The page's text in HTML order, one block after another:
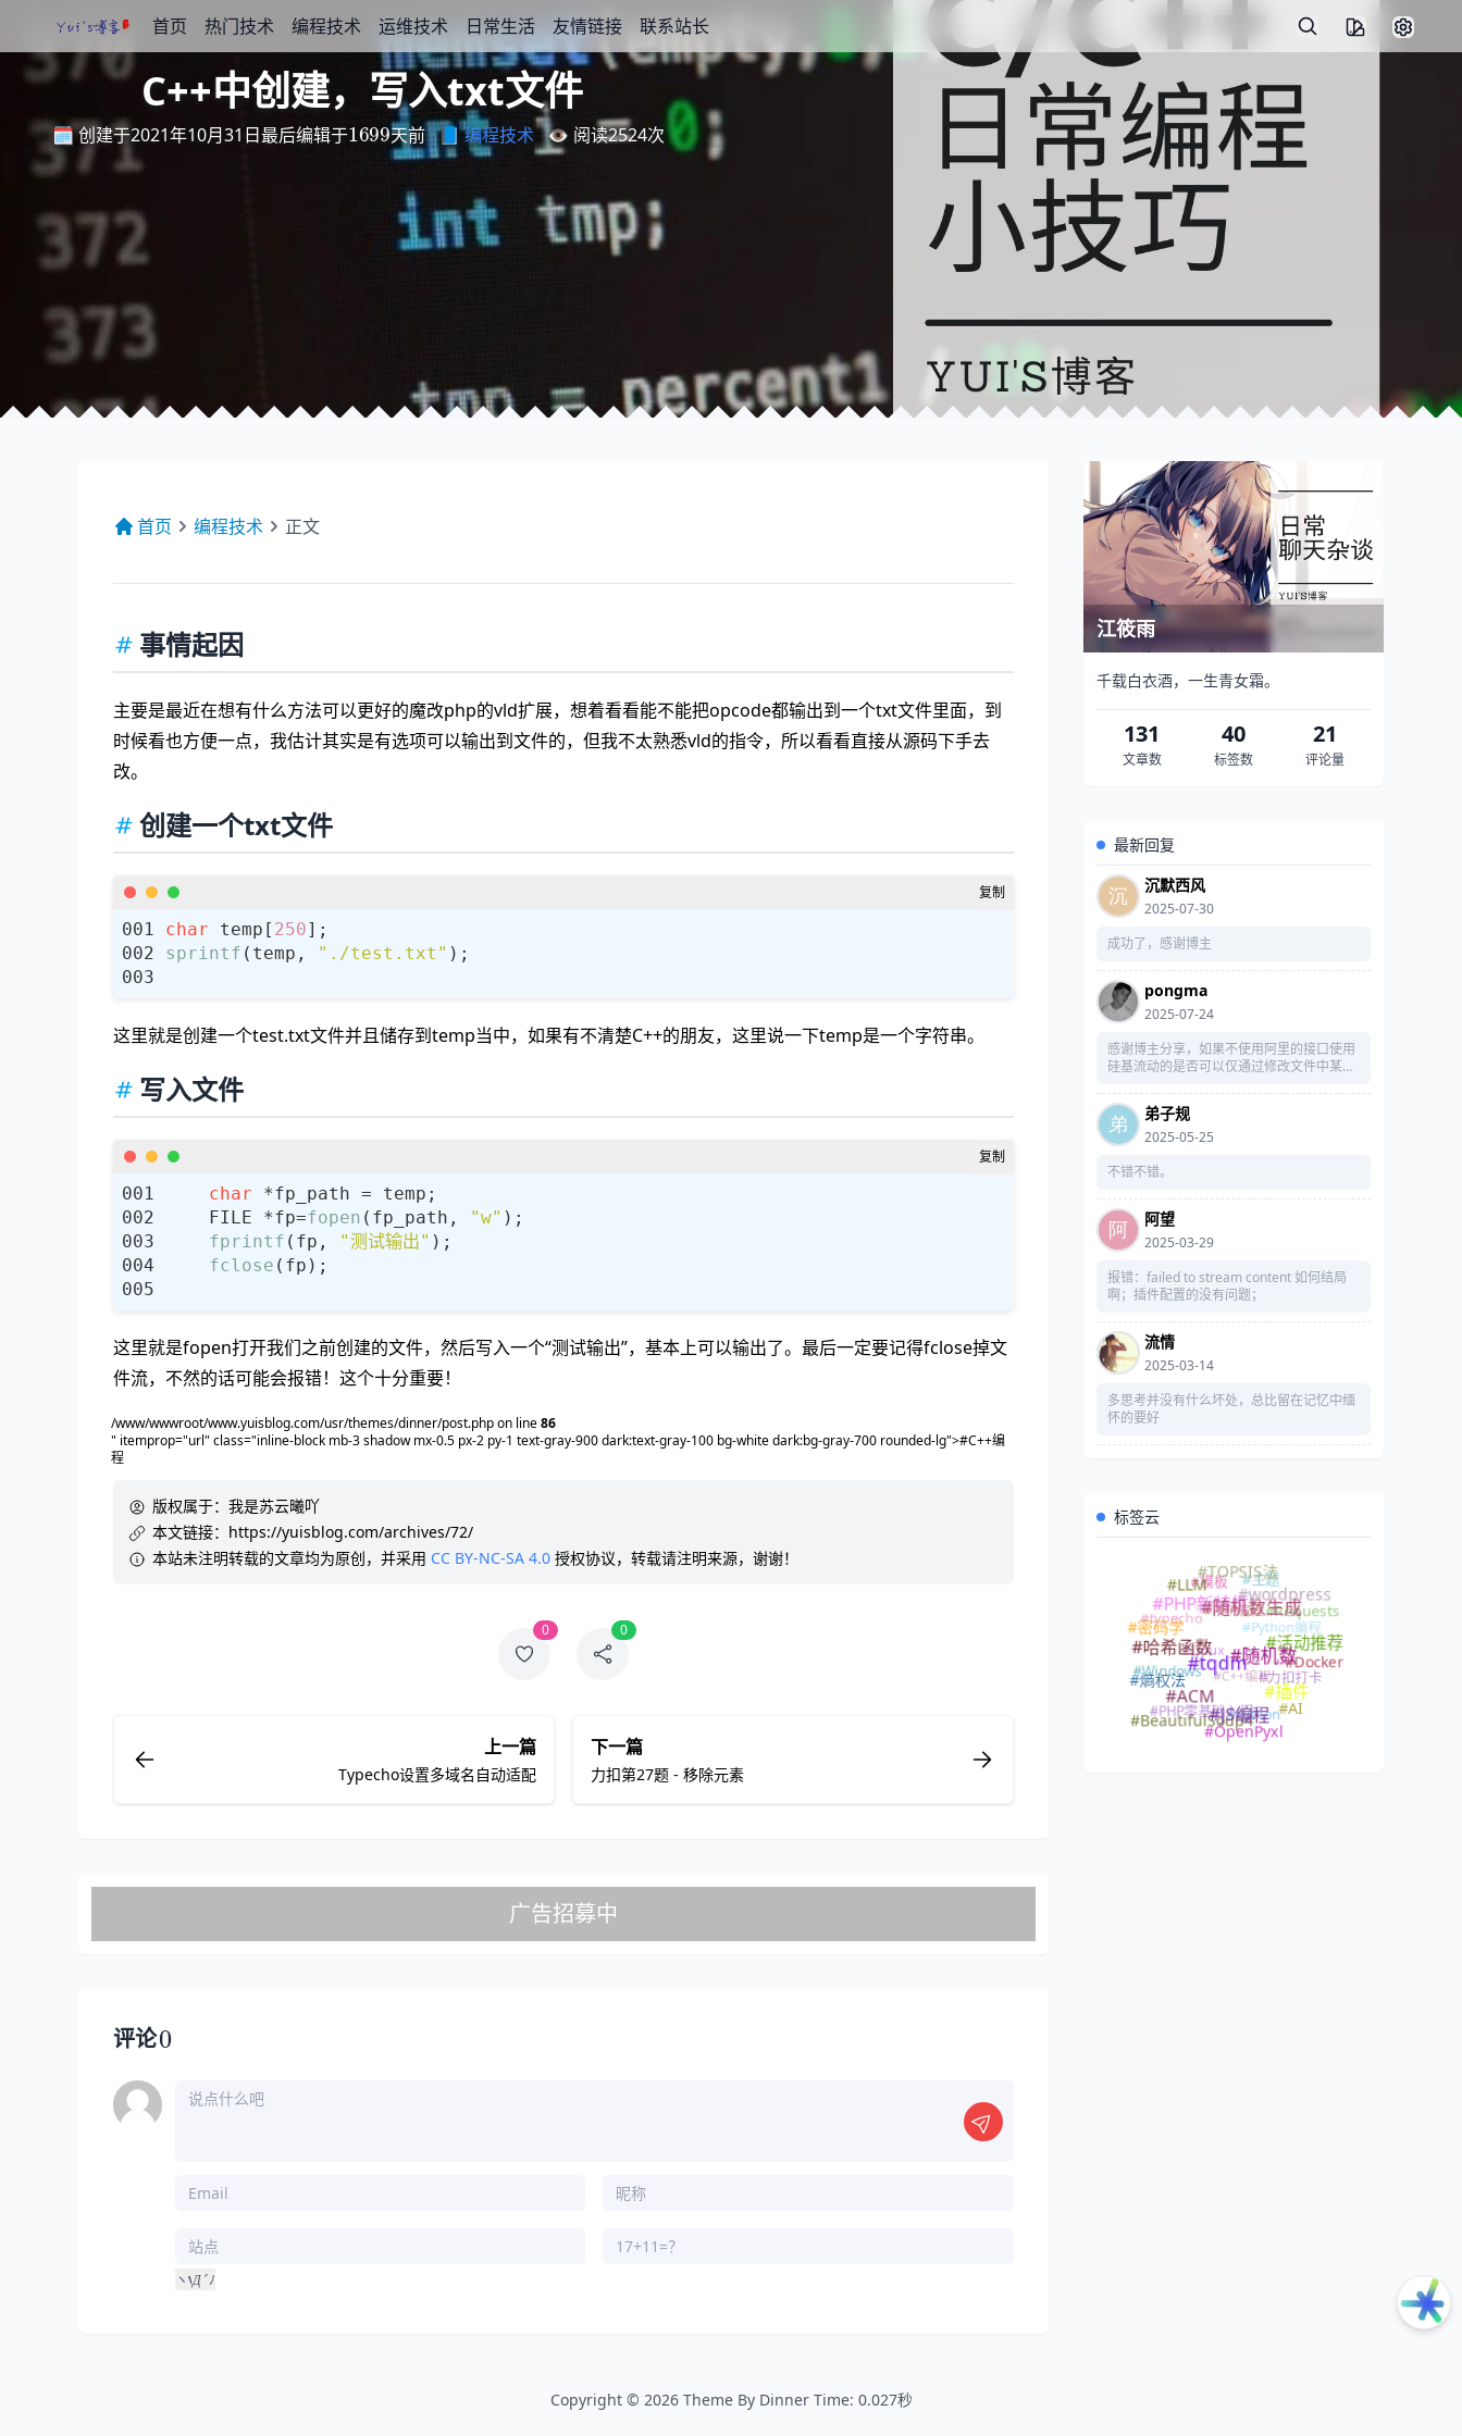
首页 热门技术 编程技术 运维技术 日常生活 友情链接 联系站长
C++中创建，写入txt文件
🗓️ 创建于2021年10月31日 最 后 编 辑 于 天前
后 编 辑 1699
天
📘编程技术 👁️ 阅读2524次
首页 编程技术 正文
事情起因
主要是最近在想有什么方法可以更好的魔改php的vld扩展，想着看看能不能把opcode都输出到一个txt文件里面，到
时候看也方便一点，我估计其实是有选项可以输出到文件的，但我不太熟悉vld的指令，所以看看直接从源码下手去
改。
创建一个txt文件
char temp[ 250
sprintf (temp, "./test.txt"
这里就是创建一个test.txt文件并且储存到temp当中，如果有不清楚C++的朋友，这里说一下temp是一个字符串。
写入文件
char
    FILE *fp=
fopen (fp_path, "w"
fprintf (fp, "测试输出"
fclose
这里就是fopen打开我们之前创建的文件，然后写入一个“测试输出”，基本上可以输出了。最后一定要记得fclose掉文
件流，不然的话可能会报错！这个十分重要！
/www/wwwroot/www.yuisblog.com/usr/themes/dinner/post.php on line86
" itemprop="url" class="inline-block mb-3 shadow mx-0.5 px-2 py-1 text-gray-900 dark:text-gray-100 bg-white dark:bg-gray-700 rounded-lg">#C++编
程
版权属于： 我是苏云曦吖
本文链接： https://yuisblog.com/archives/72/
本站未注明转载的文章均为原创，并采用 CC BY-NC-SA 4.0 授权协议，转载请注明来源，谢谢！
0 0
上一篇
Typecho设置多域名自动适配
下一篇
力扣第27题 - 移除元素
评论0
ヽ
´
ﾉ
江筱雨
千载白衣酒，一生青女霜。
131
文章数
40
标签数
21
评论量
最新回复
沉默西风
2025-07-30
成功了，感谢博主
pongma
2025-07-24
感谢博主分享，如果不使用阿里的接口使用
硅基流动的是否可以仅通过修改文件中某接
弟子规
2025-05-25
不错不错。
阿望
2025-03-29
报错：failed to stream content 如何结局
啊；插件配置的没有问题；
流情
2025-03-14
多思考并没有什么坏处，总比留在记忆中缅
怀的要好
标签云
#C++编程
#Linux
#PHP编程
#Python编程
#力扣打卡
#Python
#PHP零基础入门
#Windows
#typecho
#模板 #主题
#Requests
#Docker
#AI
#OpenPyxl
#BeautifulSoup4
#熵权法
#密码学
#LLM
#TOPSIS法
#wordpress
#活动推荐
#插件
#JS编程
#ACM
#哈希函数
#PHP新特性#随机数生成
#随机数
#tqdm
Copyright © 2026 Theme By DinnerTime: 0.027秒